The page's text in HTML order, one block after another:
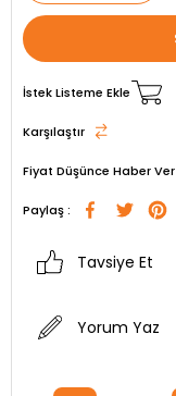
İstek Listeme Ekle
Karşılaştır
Fiyat Düşünce Haber Ver
Paylaş :
Tavsiye Et
Yorum Yaz